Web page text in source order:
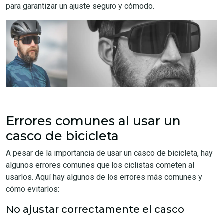
para garantizar un ajuste seguro y cómodo.
Errores comunes al usar un
casco de bicicleta
A pesar de la importancia de usar un casco de bicicleta, hay
algunos errores comunes que los ciclistas cometen al
usarlos. Aquí hay algunos de los errores más comunes y
cómo evitarlos:
No ajustar correctamente el casco